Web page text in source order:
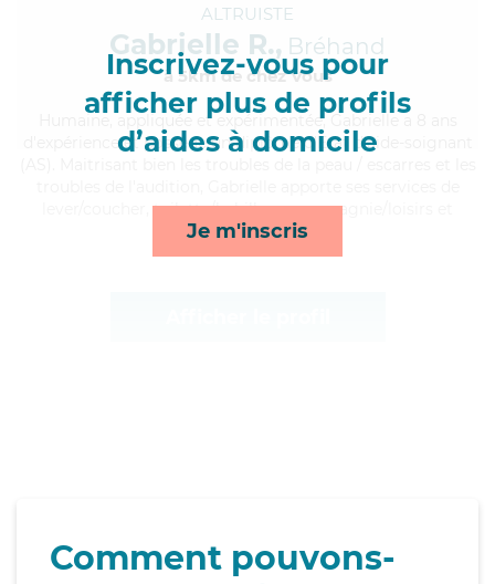
Inscrivez-vous pour
afficher plus de profils
d’aides à domicile
Je m'inscris
ALTRUISTE
Gabrielle R., Bréhand
à 5km de chez Vous
, appliquée et expérimentée, Gabrielle a 8 ans
d'expérience et possède un diplôme d'Etat d'aide-soignant
lever/coucher, toilette/habillage, compagnie/loisirs et
repas*
Comment pouvons-